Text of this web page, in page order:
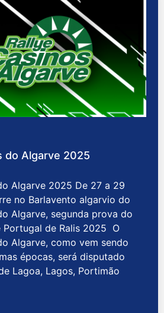
do Algarve 2025
Algarve 2025 De 27 a 29
no Barlavento algarvio do
Algarve, segunda prova do
Portugal de Ralis 2025 O
Algarve, como vem sendo
épocas, será disputado
Lagoa, Lagos, Portimão